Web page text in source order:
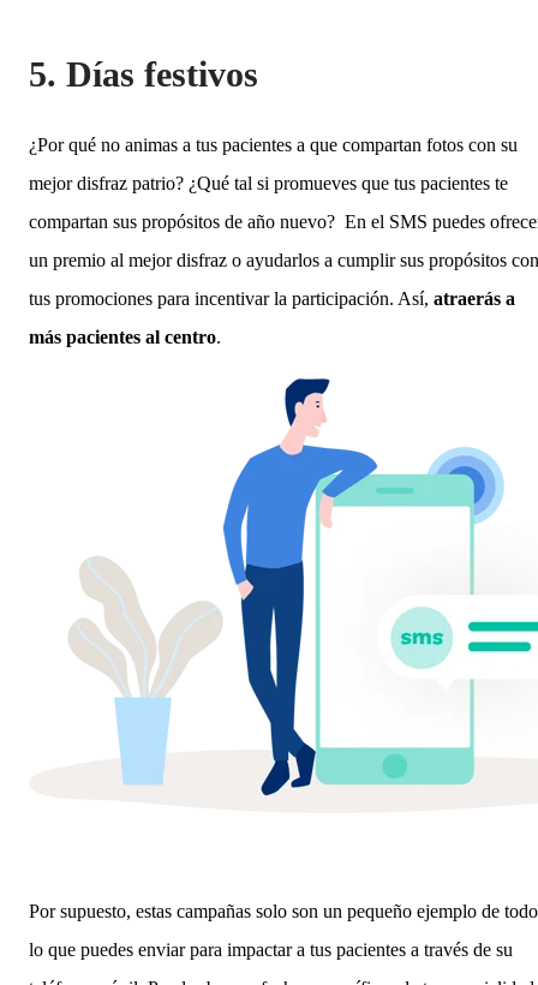
5. Días festivos
¿Por qué no animas a tus pacientes a que compartan fotos con su
mejor disfraz patrio? ¿Qué tal si promueves que tus pacientes te
compartan sus propósitos de año nuevo? En el SMS puedes
un premio al mejor disfraz o ayudarlos a cumplir sus propósitos con
tus promociones para incentivar la participación. Así, atraerás a
más pacientes al centro.
Por supuesto, estas campañas solo son un pequeño ejemplo de todo
lo que puedes enviar para impactar a tus pacientes a través de su